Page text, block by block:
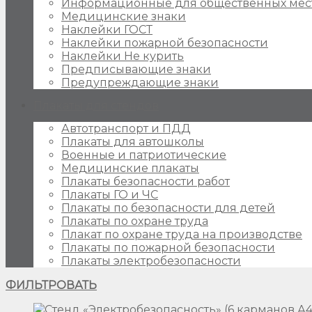
Информационные для общественных
Медицинские знаки
Наклейки ГОСТ
Наклейки пожарной безопасности
Наклейки Не курить
Предписывающие знаки
Предупреждающие знаки
Автотранспорт и ПДД
Плакаты для автошколы
Военные и патриотические
Медицинские плакаты
Плакаты безопасности работ
Плакаты ГО и ЧС
Плакаты по безопасности для детей
Плакаты по охране труда
Плакат по охране труда на производстве
Плакаты по пожарной безопасности
Плакаты электробезопасности
ФИЛЬТРОВАТЬ